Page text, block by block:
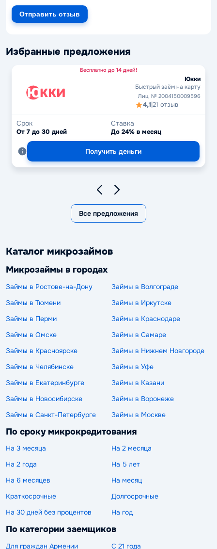
Отправить отзыв
Избранные предложения
Бесплатно до 14 дней!
Юкки
Быстрый заём на карту
Лиц. № 2004150009596
4,1|21 отзыв
Срок
От 7 до 30 дней
Ставка
До 24% в месяц
Получить деньги
Все предложения
Каталог микрозаймов
Микрозаймы в городах
Займы в Ростове-на-Дону
Займы в Волгограде
Займы в Тюмени
Займы в Иркутске
Займы в Перми
Займы в Краснодаре
Займы в Омске
Займы в Самаре
Займы в Красноярске
Займы в Нижнем Новгороде
Займы в Челябинске
Займы в Уфе
Займы в Екатеринбурге
Займы в Казани
Займы в Новосибирске
Займы в Воронеже
Займы в Санкт-Петербурге
Займы в Москве
По сроку микрокредитования
На 3 месяца
На 2 месяца
На 2 года
На 5 лет
На 6 месяцев
На месяц
Краткосрочные
Долгосрочные
На 30 дней без процентов
На год
По категории заемщиков
Для граждан Армении С 21 года